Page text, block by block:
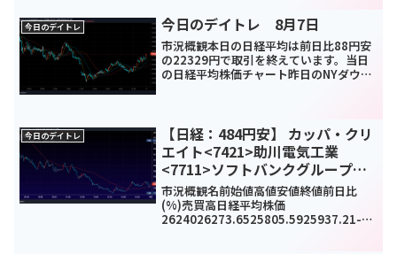
33716.993474.493645.19-4.5(...
今日のデイトレ 今日のデイトレ 8月7日
市況概観本日の日経平均は前日比88円安
の22329円で取引を終えています。当日
の日経平均株価チャート昨日のNYダウは
すし中国も売...
今日のデイトレ
【日経：484円安】 カッパ・クリ
エイト<7421>助川電気工業
<7711>ソフトバンクグループ
<9984>今日のデイトレ9月30日
市況概観名前始値高値安値終値前日比
(%)売買高日経平均株価
2624026273.6525805.5925937.21-